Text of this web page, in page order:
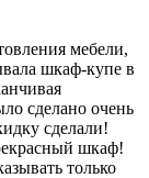
мебели,
шкаф-купе в
сделано очень
сделали!
шкаф!
только